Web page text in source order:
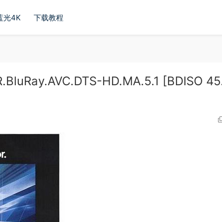
光4K 下载教程
HD.MA.5.1 [BDISO